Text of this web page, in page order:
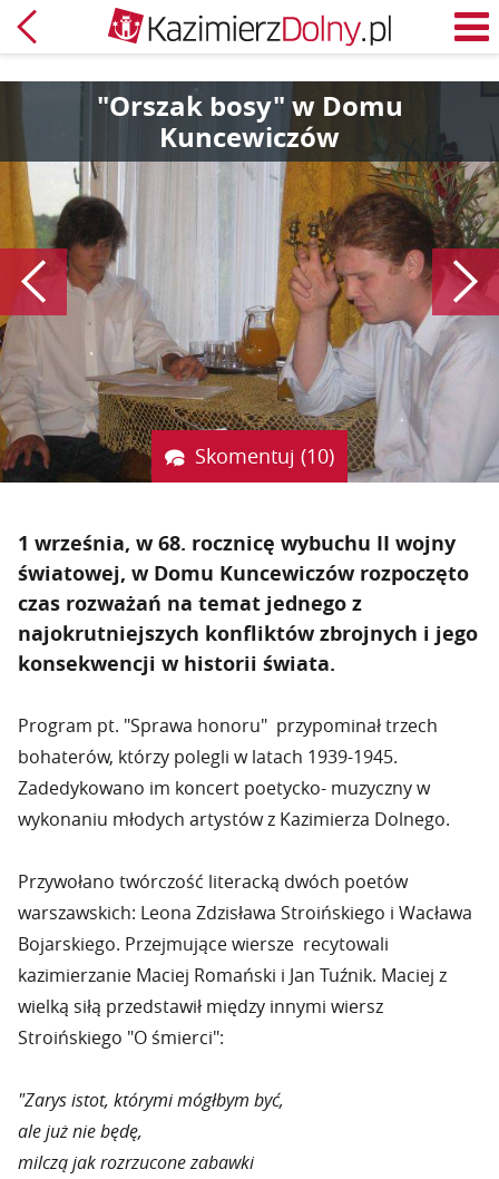
Powrót
"Orszak bosy" w Domu
Kuncewiczów
Poprzedni
Skomentuj (10)
1 września, w 68. rocznicę wybuchu II wojny
światowej, w Domu Kuncewiczów rozpoczęto
czas rozważań na temat jednego z
najokrutniejszych konfliktów zbrojnych i jego
konsekwencji w historii świata.
Program pt. "Sprawa honoru" przypominał trzech
bohaterów, którzy polegli w latach 1939-1945.
Zadedykowano im koncert poetycko- muzyczny w
wykonaniu młodych artystów z Kazimierza Dolnego.
Przywołano twórczość literacką dwóch poetów
warszawskich: Leona Zdzisława Stroińskiego i Wacława
Bojarskiego. Przejmujące wiersze recytowali
kazimierzanie Maciej Romański i Jan Tuźnik. Maciej z
wielką siłą przedstawił między innymi wiersz
Stroińskiego "O śmierci":
"Zarys istot, którymi mógłbym być,
ale już nie będę,
milczą jak rozrzucone zabawki